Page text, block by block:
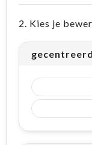
2. Kies je